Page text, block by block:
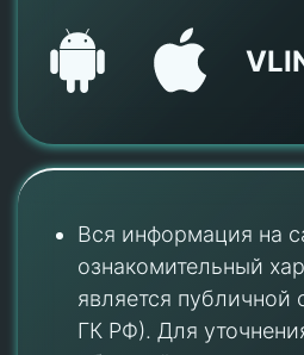
Вся информация на
ознакомительный
является публичной
ГК РФ). Для